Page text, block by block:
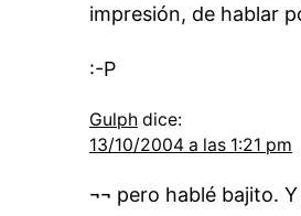
impresión, de hablar
:-P
Gulph dice:
13/10/2004 a las 1:21 pm
¬¬ pero hablé bajito.